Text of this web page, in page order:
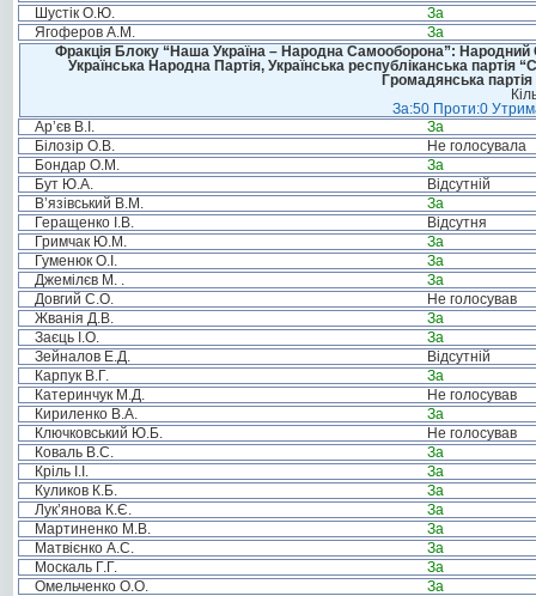
Шустік О.Ю.
За
Ягоферов А.М.
За
Фракція Блоку “Наша Україна – Народна Самооборона”: Народний
Українська Народна Партія, Українська республіканська
Громадянська
За:50 Проти:0
Ар’єв В.І.
За
Білозір О.В.
Не голосувала
Бондар О.М.
За
Бут Ю.А.
Відсутній
В’язівський В.М.
За
Геращенко І.В.
Відсутня
Гримчак Ю.М.
За
Гуменюк О.І.
За
Джемілєв М. .
За
Довгий С.О.
Не голосував
Жванія Д.В.
За
Заєць І.О.
За
Зейналов Е.Д.
Відсутній
Карпук В.Г.
За
Катеринчук М.Д.
Не голосував
Кириленко В.А.
За
Ключковський Ю.Б.
Не голосував
Коваль В.С.
За
Кріль І.І.
За
Куликов К.Б.
За
Лук’янова К.Є.
За
Мартиненко М.В.
За
Матвієнко А.С.
За
Москаль Г.Г.
За
Омельченко О.О.
За